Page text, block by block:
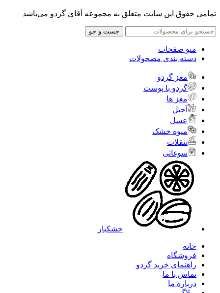
تمامی حقوق این سایت متعلق به مجموعه آقای گردو می‌باشد
جست و جو
منو صفحات
دسته بندی مصحولات
مغز گردو
گردو با پوست
مغز ها
آجیل
عسل
میوه خشک
تنقلات
سوغاتی
خشکبار
خانه
فروشگاه
راهنمای خرید گردو
تماس با ما
درباره ما